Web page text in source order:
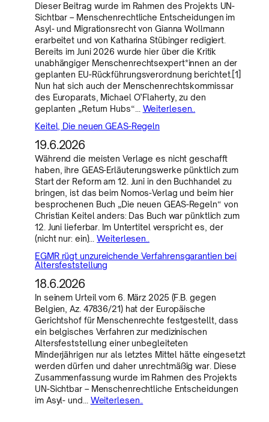
Dieser Beitrag wurde im Rahmen des Projekts UN-
Sichtbar – Menschenrechtliche Entscheidungen im
Asyl- und Migrationsrecht von Gianna Wollmann
erarbeitet und von Katharina Stübinger redigiert.
Bereits im Juni 2026 wurde hier über die Kritik
unabhängiger Menschenrechtsexpert*innen an der
geplanten EU-Rückführungsverordnung berichtet.[1]
Nun hat sich auch der Menschenrechtskommissar
des Europarats, Michael O’Flaherty, zu den
geplanten „Return Hubs“… Weiterlesen..
Keitel, Die neuen GEAS-Regeln
19.6.2026
Während die meisten Verlage es nicht geschafft
haben, ihre GEAS-Erläuterungswerke pünktlich zum
Start der Reform am 12. Juni in den Buchhandel zu
bringen, ist das beim Nomos-Verlag und beim hier
besprochenen Buch „Die neuen GEAS-Regeln“ von
Christian Keitel anders: Das Buch war pünktlich zum
12. Juni lieferbar. Im Untertitel verspricht es, der
(nicht nur: ein)…Weiterlesen..
EGMR rügt unzureichende Verfahrensgarantien bei
Altersfeststellung
18.6.2026
In seinem Urteil vom 6. März 2025 (F.B. gegen
Belgien, Az. 47836/21) hat der Europäische
Gerichtshof für Menschenrechte festgestellt, dass
ein belgisches Verfahren zur medizinischen
Altersfeststellung einer unbegleiteten
Minderjährigen nur als letztes Mittel hätte eingesetzt
werden dürfen und daher unrechtmäßig war. Diese
Zusammenfassung wurde im Rahmen des Projekts
UN-Sichtbar – Menschenrechtliche Entscheidungen
im Asyl- und… Weiterlesen..